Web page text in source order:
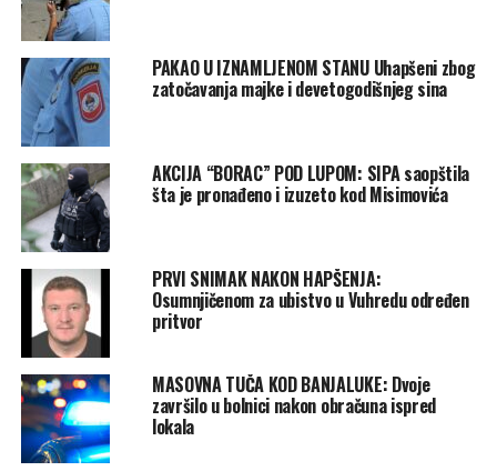
PAKAO U IZNAMLJENOM STANU Uhapšeni zbog
zatočavanja majke i devetogodišnjeg sina
AKCIJA “BORAC” POD LUPOM: SIPA saopštila
šta je pronađeno i izuzeto kod Misimovića
PRVI SNIMAK NAKON HAPŠENJA:
Osumnjičenom za ubistvo u Vuhredu određen
pritvor
MASOVNA TUČA KOD BANJALUKE: Dvoje
završilo u bolnici nakon obračuna ispred
lokala